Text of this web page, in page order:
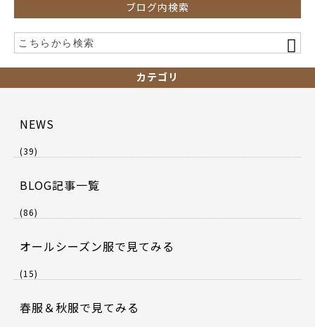
ブログ内検索
カテゴリ
NEWS
(39)
BLOG記事一覧
(86)
オールシーズン服で見てみる
(15)
春服＆秋服で見てみる